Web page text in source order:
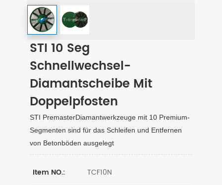
STI 10 Seg
Schnellwechsel-
Diamantscheibe Mit
Doppelpfosten
STI PremasterDiamantwerkzeuge mit 10 Premium-
Segmenten sind für das Schleifen und Entfernen
von Betonböden ausgelegt
Item NO.: TCF10N